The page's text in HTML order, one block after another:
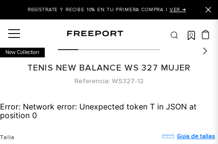
+10% OFF EN EL 2DO PAR DE MENOR VALOR | VER
0
New Collection
TENIS NEW BALANCE WS 327 MUJER
Referencia WS327-12
Error: Network error: Unexpected token T in JSON at
position 0
Talla Guia de tallas
balance
balance 327